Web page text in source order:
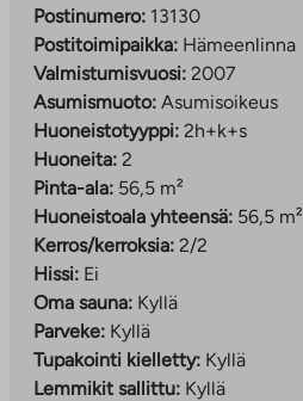
Postinumero: 13130
Postitoimipaikka: Hämeenlinna
Valmistumisvuosi: 2007
Asumismuoto: Asumisoikeus
Huoneistotyyppi: 2h+k+s
Huoneita: 2
Pinta-ala: 56,5 m²
Huoneistoala yhteensä: 56,5 m²
Kerros/kerroksia: 2/2
Hissi: Ei
Oma sauna: Kyllä
Parveke: Kyllä
Tupakointi kielletty: Kyllä
Lemmikit sallittu: Kyllä